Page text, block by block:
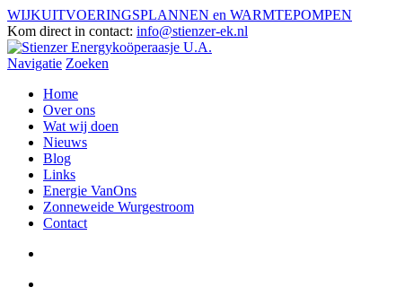
WIJKUITVOERINGSPLANNEN en WARMTEPOMPEN
Kom direct in contact: info@stienzer-ek.nl
Navigatie Zoeken
Home
Over ons
Wat wij doen
Nieuws
Blog
Links
Energie VanOns
Zonneweide Wurgestroom
Contact